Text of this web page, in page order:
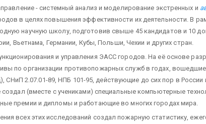
- системный анализ и моделирование экстренных и
в целях повышения эффективности их деятельности. В
научную школу, подготовив свыше 45 кандидатов и 10
Вьетнама, Германии, Кубы, Польши, Чехии и других стран.
и управления ЭАСС городов. На её основе
по организации противопожарных служб в годах,
СНиП 2.07.01-89, НПБ 101-95, действующие до сих пор в России
создал (вместе с учениками) специальные компьютерные
премии и дипломы и работающие во многих городах мира.
всех этих исследований создал пожарную статистику,